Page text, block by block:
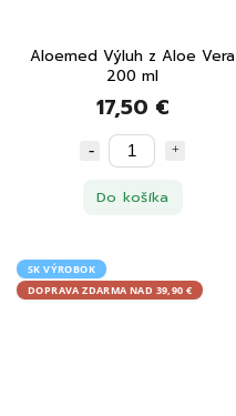
Aloemed Výluh z Aloe Vera
200 ml
17,50 €
Do košíka
SK VÝROBOK
DOPRAVA ZDARMA NAD 39,90 €